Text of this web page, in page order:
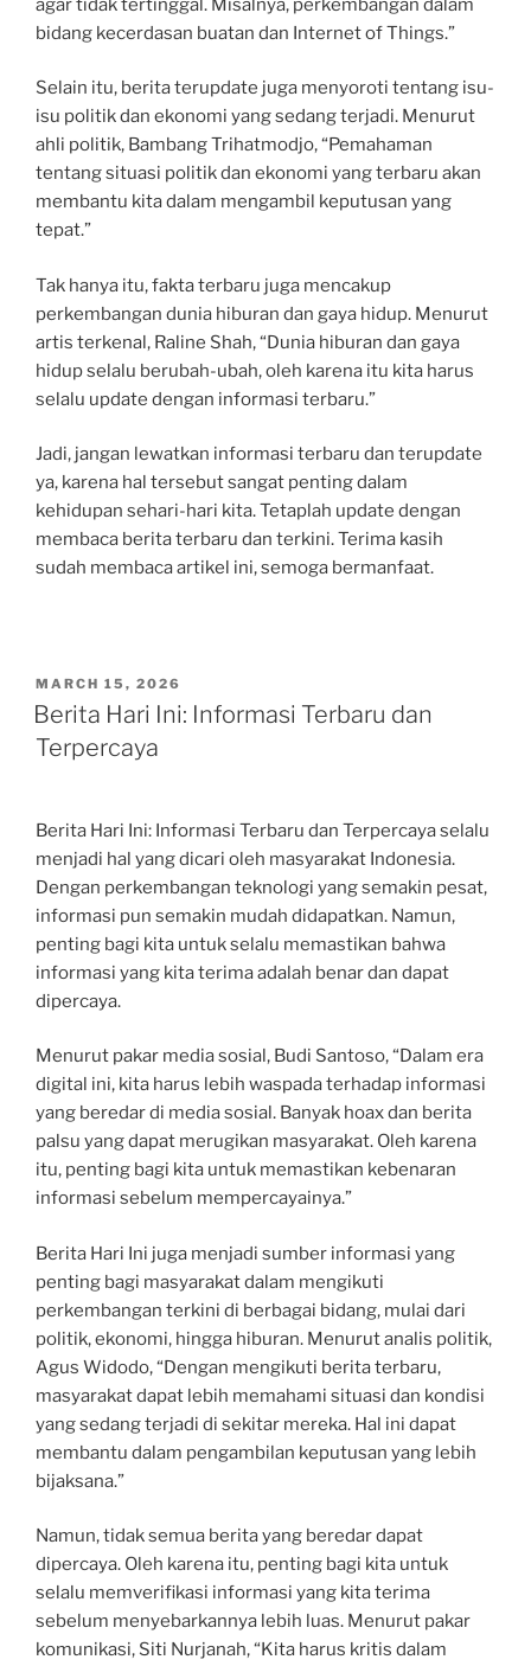
agar tidak tertinggal. Misalnya, perkembangan dalam
bidang kecerdasan buatan dan Internet of Things.”
Selain itu, berita terupdate juga menyoroti tentang isu-
isu politik dan ekonomi yang sedang terjadi. Menurut
ahli politik, Bambang Trihatmodjo, “Pemahaman
tentang situasi politik dan ekonomi yang terbaru akan
membantu kita dalam mengambil keputusan yang
tepat.”
Tak hanya itu, fakta terbaru juga mencakup
perkembangan dunia hiburan dan gaya hidup. Menurut
artis terkenal, Raline Shah, “Dunia hiburan dan gaya
hidup selalu berubah-ubah, oleh karena itu kita harus
selalu update dengan informasi terbaru.”
Jadi, jangan lewatkan informasi terbaru dan terupdate
ya, karena hal tersebut sangat penting dalam
kehidupan sehari-hari kita. Tetaplah update dengan
membaca berita terbaru dan terkini. Terima kasih
sudah membaca artikel ini, semoga bermanfaat.
POSTED
ON
MARCH 15, 2026
Berita Hari Ini: Informasi Terbaru dan
Terpercaya
Berita Hari Ini: Informasi Terbaru dan Terpercaya selalu
menjadi hal yang dicari oleh masyarakat Indonesia.
Dengan perkembangan teknologi yang semakin pesat,
informasi pun semakin mudah didapatkan. Namun,
penting bagi kita untuk selalu memastikan bahwa
informasi yang kita terima adalah benar dan dapat
dipercaya.
Menurut pakar media sosial, Budi Santoso, “Dalam era
digital ini, kita harus lebih waspada terhadap informasi
yang beredar di media sosial. Banyak hoax dan berita
palsu yang dapat merugikan masyarakat. Oleh karena
itu, penting bagi kita untuk memastikan kebenaran
informasi sebelum mempercayainya.”
Berita Hari Ini juga menjadi sumber informasi yang
penting bagi masyarakat dalam mengikuti
perkembangan terkini di berbagai bidang, mulai dari
politik, ekonomi, hingga hiburan. Menurut analis politik,
Agus Widodo, “Dengan mengikuti berita terbaru,
masyarakat dapat lebih memahami situasi dan kondisi
yang sedang terjadi di sekitar mereka. Hal ini dapat
membantu dalam pengambilan keputusan yang lebih
bijaksana.”
Namun, tidak semua berita yang beredar dapat
dipercaya. Oleh karena itu, penting bagi kita untuk
selalu memverifikasi informasi yang kita terima
sebelum menyebarkannya lebih luas. Menurut pakar
komunikasi, Siti Nurjanah, “Kita harus kritis dalam